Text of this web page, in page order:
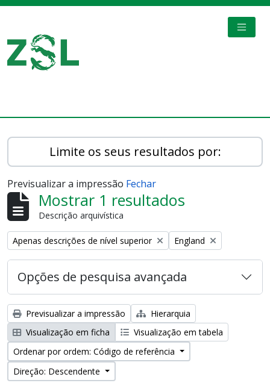
Limite os seus resultados por:
Previsualizar a impressão Fechar
Mostrar 1 resultados
Descrição arquivística
Remove filter:
Apenas descrições de nível superior Remove filter:
England
Opções de pesquisa avançada
Previsualizar a impressão
Hierarquia
Visualização em ficha
Visualização em tabela
Ordenar por ordem: Código de referência
Direção: Descendente